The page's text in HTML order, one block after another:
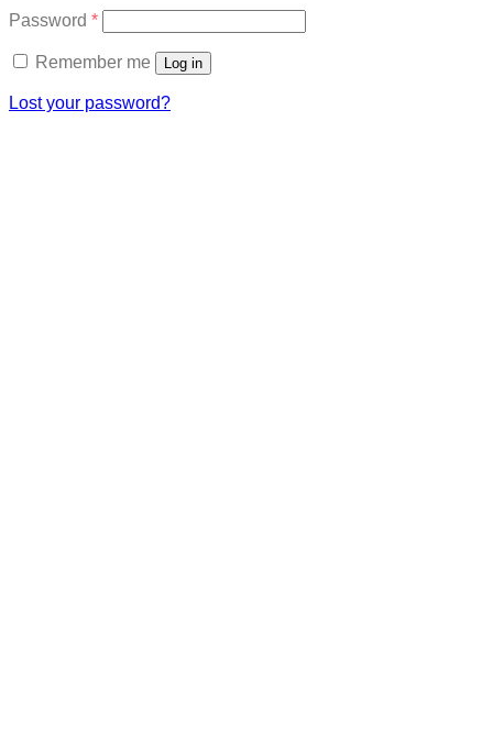
Password *Required
Remember me Log in
Lost your password?